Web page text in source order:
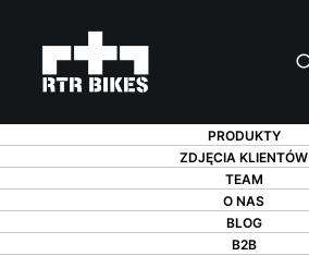
PRODUKTY
ZDJĘCIA KLIENTÓW
TEAM
O NAS
BLOG
B2B